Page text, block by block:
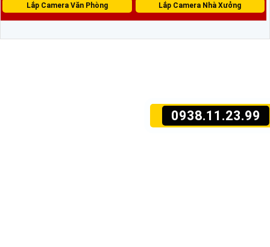
0938.11.23.99
Lắp Camera Văn Phòng Lắp Camera Nhà Xưởng